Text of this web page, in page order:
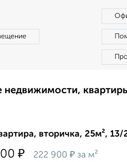
вторичка, 25м², 13/
₽ 222 900 ₽ за м²